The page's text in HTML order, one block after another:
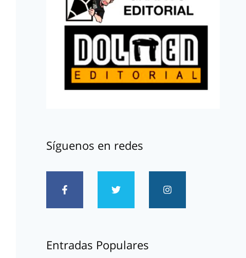
Síguenos en redes
Entradas Populares